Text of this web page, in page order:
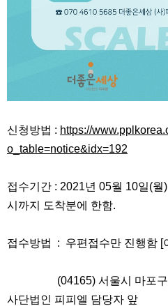
신청방법 : https://
o_table=notice&idx=192
접수기간 : 2021년 05월 10일(
시까지 도착분에 한함.
접수방법 : 우편접수만 진행함 [
(04165) 서울시 마포구 토
사단법인 피피엘 담당자 앞